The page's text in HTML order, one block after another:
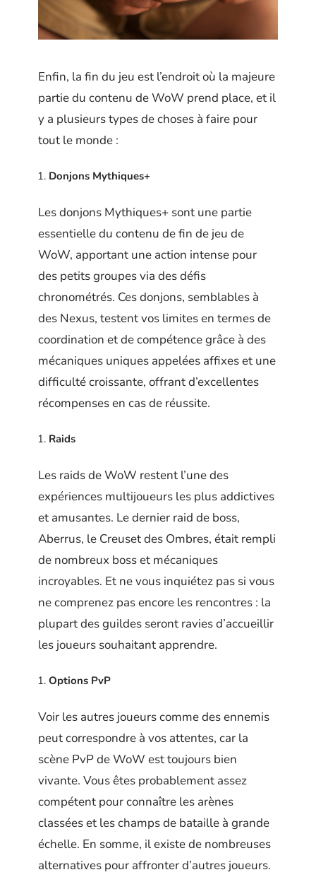
Enfin, la fin du jeu est l’endroit où la majeure
partie du contenu de WoW prend place, et il
y a plusieurs types de choses à faire pour
tout le monde :
Donjons Mythiques+
Les donjons Mythiques+ sont une partie
essentielle du contenu de fin de jeu de
WoW, apportant une action intense pour
des petits groupes via des défis
chronométrés. Ces donjons, semblables à
des Nexus, testent vos limites en termes de
coordination et de compétence grâce à des
mécaniques uniques appelées affixes et une
difficulté croissante, offrant d’excellentes
récompenses en cas de réussite.
Raids
Les raids de WoW restent l’une des
expériences multijoueurs les plus addictives
et amusantes. Le dernier raid de boss,
Aberrus, le Creuset des Ombres, était rempli
de nombreux boss et mécaniques
incroyables. Et ne vous inquiétez pas si vous
ne comprenez pas encore les rencontres : la
plupart des guildes seront ravies d’accueillir
les joueurs souhaitant apprendre.
Options PvP
Voir les autres joueurs comme des ennemis
peut correspondre à vos attentes, car la
scène PvP de WoW est toujours bien
vivante. Vous êtes probablement assez
compétent pour connaître les arènes
classées et les champs de bataille à grande
échelle. En somme, il existe de nombreuses
alternatives pour affronter d’autres joueurs.